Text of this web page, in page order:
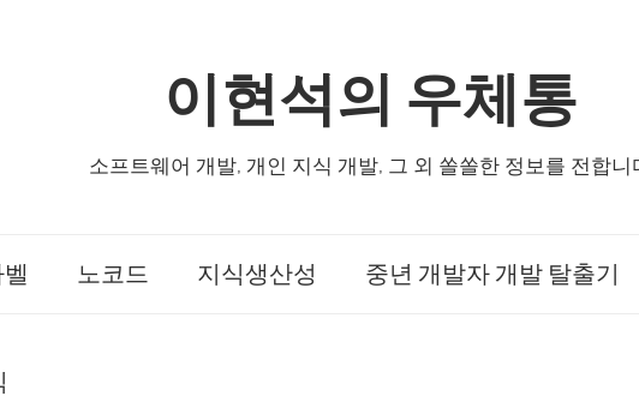
이현석의 우체통
소프트웨어 개발, 개인 지식 개발, 그 외 쏠쏠한 정보를 전합니
노코드 지식생산성 중년 개발자 개발 탈출기